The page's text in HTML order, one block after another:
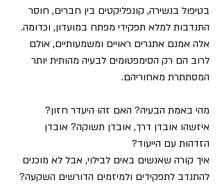
בטיפול בנשירה, קונפליקטים בין חברים, חוסר
התנדבות למלא תפקידי מפתח במועדון, וכדומה.
אלה אמנם אתגרים ראויים ומשמעותיים, אולם
לרוב הם רק הסימפטומים לבעיה מהותית יותר
המסתתרת מאחוריהם.
מהי באמת הבעיה? האם זהו היעדר חזון?
איזשהו אובדן דרך, אובדן תשוקה? אובדן
הזדהות עם הייעוד?
איך קורה שאנשים באים לבילוי, אבל לא מוכנים
להתנדב לתפקידים ולמיזמים הדורשים השקעה?